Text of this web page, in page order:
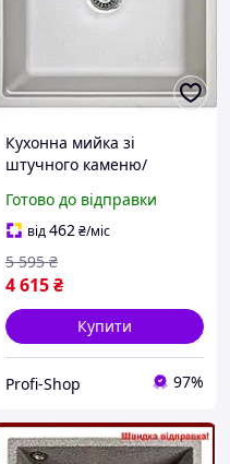
Кухонна мийка зі
штучного каменю/
квадратна STEP Adamant
Avena Бежевий
(31010565500)
Готово до відправки
від462₴/міс
4 615₴
5 595 ₴
Купити
Profi-Shop 97%